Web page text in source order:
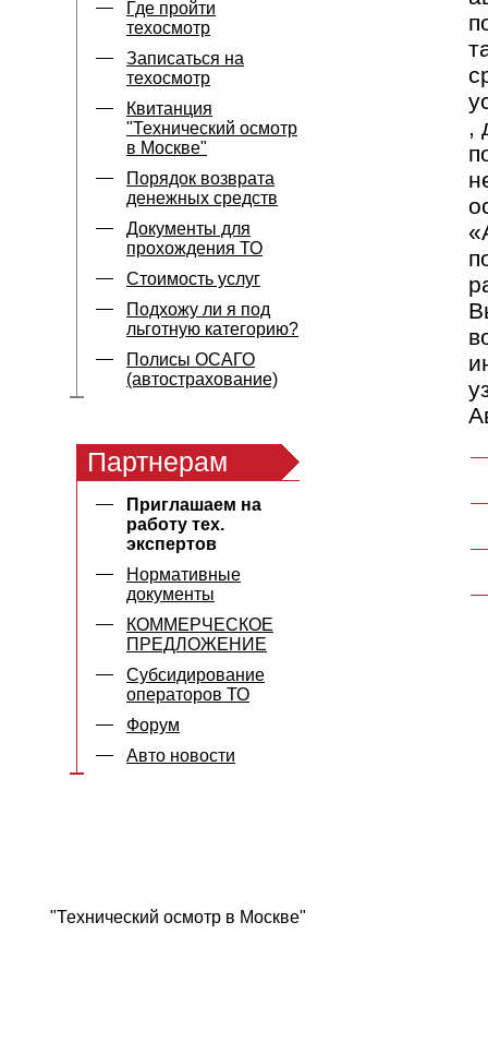
Где пройти
техосмотр
Записаться на
техосмотр
Квитанция
"Технический осмотр
в Москве"
Порядок возврата
денежных средств
Документы для
прохождения ТО
Стоимость услуг
Подхожу ли я под
льготную категорию?
Полисы ОСАГО
(автострахование)
Партнерам
Приглашаем на
работу тех.
экспертов
Нормативные
документы
КОММЕРЧЕСКОЕ
ПРЕДЛОЖЕНИЕ
Субсидирование
операторов ТО
Форум
Авто новости
,
"Технический осмотр в Москве"